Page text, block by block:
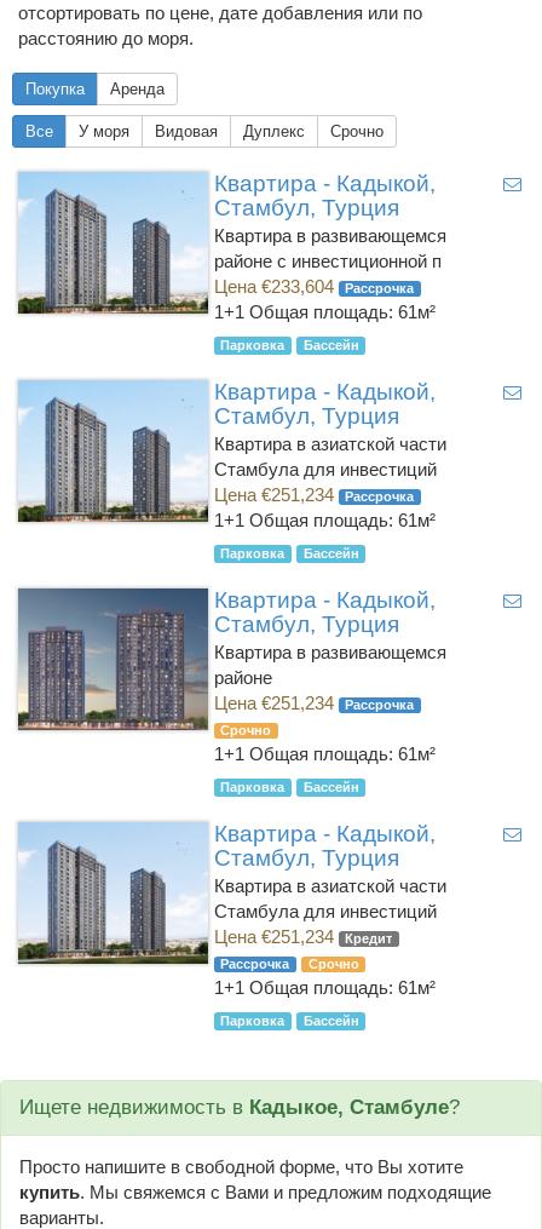
отсортировать по цене, дате добавления или по
расстоянию до моря.
Покупка Аренда
Все У моря Видовая Дуплекс Срочно
Квартира - Кадыкой,
Стамбул, Турция
Квартира в развивающемся
районе с инвестиционной п
Цена €233,604
Рассрочка
1+1 Общая площадь: 61м²
Парковка Бассейн
Квартира - Кадыкой,
Стамбул, Турция
Квартира в азиатской части
Стамбула для инвестиций
Цена €251,234
Рассрочка
1+1 Общая площадь: 61м²
Парковка Бассейн
Квартира - Кадыкой,
Стамбул, Турция
Квартира в развивающемся
районе
Цена €251,234
Рассрочка
Срочно
1+1 Общая площадь: 61м²
Парковка Бассейн
Квартира - Кадыкой,
Стамбул, Турция
Квартира в азиатской части
Стамбула для инвестиций
Цена €251,234
Кредит
Рассрочка
Срочно
1+1 Общая площадь: 61м²
Парковка Бассейн
Ищете недвижимость в Кадыкое, Стамбуле?
Просто напишите в свободной форме, что Вы хотите
купить. Мы свяжемся с Вами и предложим подходящие
варианты.